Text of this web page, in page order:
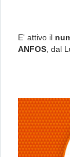
E' attivo il
ANFOS, dal